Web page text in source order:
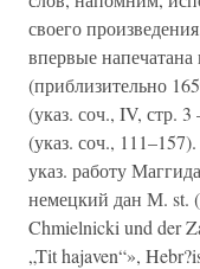
своего
впервые напечатана
(приблизительно
(указ. соч., IV, стр.
(указ. соч.,
указ. работу
немецкий дан М. st.
Chmielnicki und der
„Tit hajaven“»,